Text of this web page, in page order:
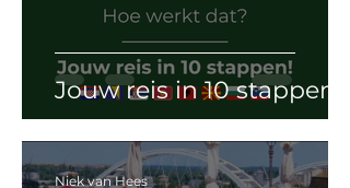
Jouw reis in 10 stappen
Niek van Hees